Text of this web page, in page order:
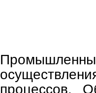
процессов.